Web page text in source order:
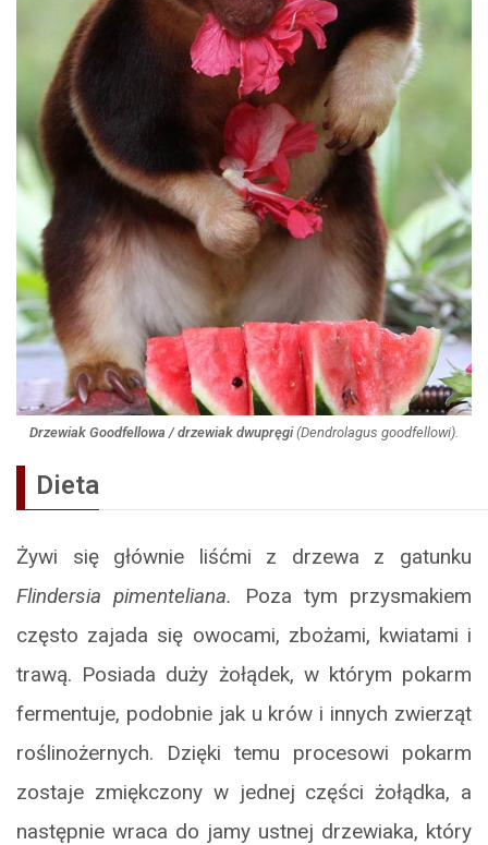
Drzewiak Goodfellowa / drzewiak dwupręgi(Dendrolagus goodfellowi).
Dieta
Żywi się głównie liśćmi z drzewa z gatunku
Flindersia pimenteliana.
Poza tym przysmakiem
często zajada się owocami, zbożami, kwiatami i
trawą. Posiada duży żołądek, w którym pokarm
fermentuje, podobnie jak u krów i innych zwierząt
roślinożernych. Dzięki temu procesowi pokarm
zostaje zmiękczony w jednej części żołądka, a
następnie wraca do jamy ustnej drzewiaka, który